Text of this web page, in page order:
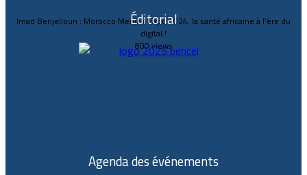
Imad Benjelloun : Morocco Medical Expo 2024, la santé africaine à l’ère du
digital !
800 views
Éditorial
Agenda des événements